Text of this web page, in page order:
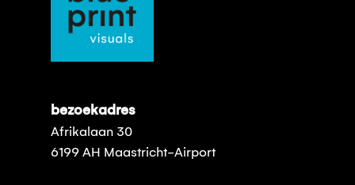
bezoekadres
Afrikalaan 30
6199 AH Maastricht-Airport